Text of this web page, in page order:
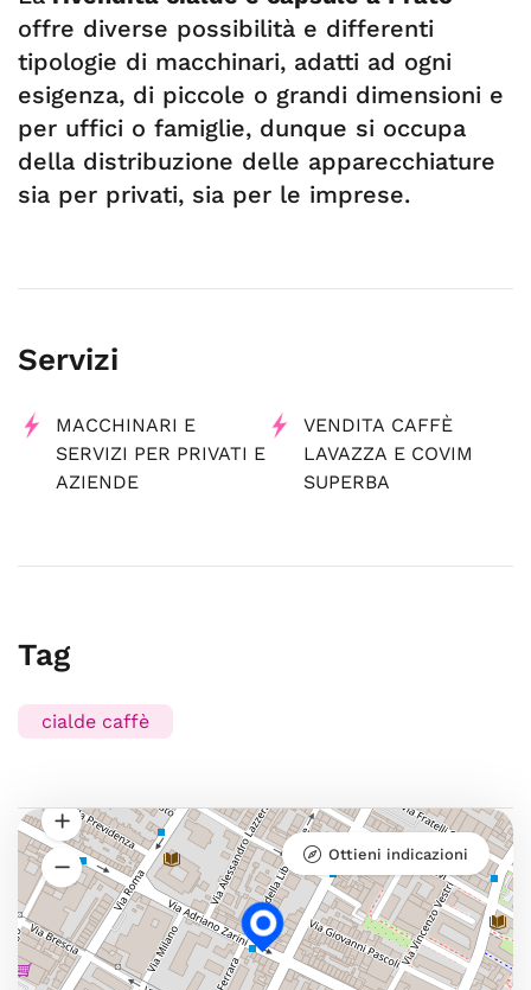
offre diverse possibilità e differenti
tipologie di macchinari, adatti ad ogni
esigenza, di piccole o grandi dimensioni e
per uffici o famiglie, dunque si occupa
della distribuzione delle apparecchiature
sia per privati, sia per le imprese.
Servizi
MACCHINARI E
SERVIZI PER PRIVATI E
AZIENDE
VENDITA CAFFÈ
LAVAZZA E COVIM
SUPERBA
Tag
cialde caffè
Ottieni indicazioni